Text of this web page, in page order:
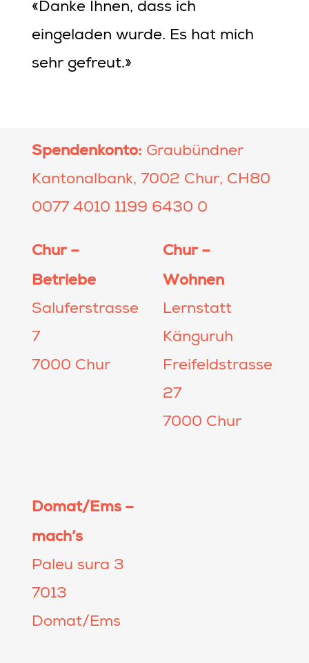
«Danke Ihnen, dass ich
eingeladen wurde. Es hat mich
sehr gefreut.»
Spendenkonto: Graubündner
Kantonalbank, 7002 Chur, CH80
0077 4010 1199 6430 0
Chur –
Betriebe
Saluferstrasse
7
7000 Chur
Chur –
Wohnen
Lernstatt
Känguruh
Freifeldstrasse
27
7000 Chur
Domat/Ems –
mach’s
Paleu sura 3
7013
Domat/Ems